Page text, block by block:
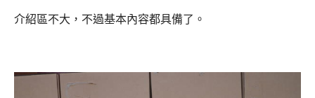
介紹區不大，不過基本內容都具備了。